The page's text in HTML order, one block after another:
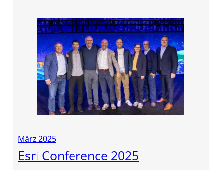
März 2025
Esri Conference 2025